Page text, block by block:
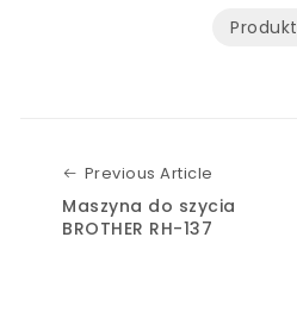
Produkt
Previous Article
Maszyna do szycia
BROTHER RH-137